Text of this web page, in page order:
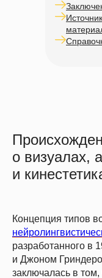
о визуалах,
и
Концепция типов
разработанного в
и Джоном
заключалась в